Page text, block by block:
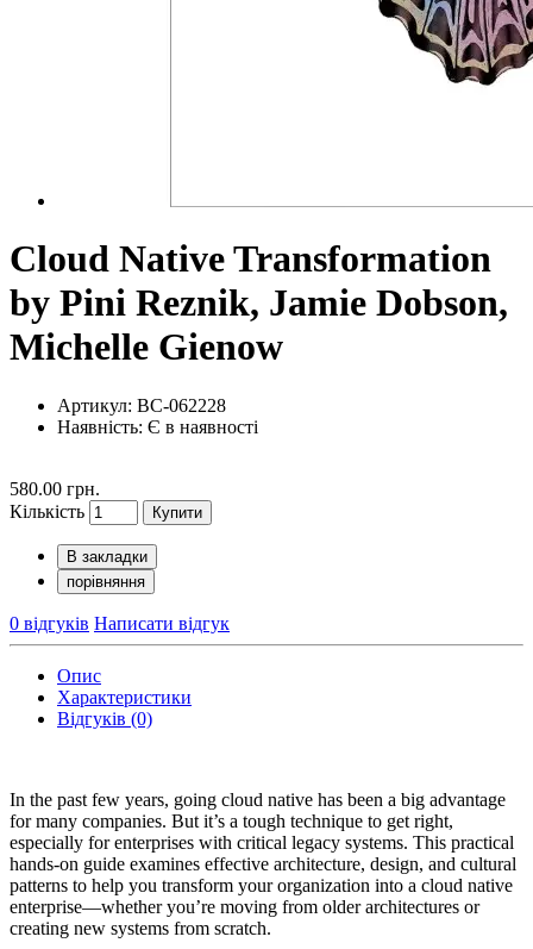
Cloud Native Transformation
by Pini Reznik, Jamie Dobson,
Michelle Gienow
Артикул: BC-062228
Наявність: Є в наявності
580.00 грн.
Кількість
Купити
В закладки
порівняння
0 відгуків Написати відгук
Опис
Характеристики
Відгуків (0)
In the past few years, going cloud native has been a big advantage
for many companies. But it’s a tough technique to get right,
especially for enterprises with critical legacy systems. This practical
hands-on guide examines effective architecture, design, and cultural
patterns to help you transform your organization into a cloud native
enterprise―whether you’re moving from older architectures or
creating new systems from scratch.